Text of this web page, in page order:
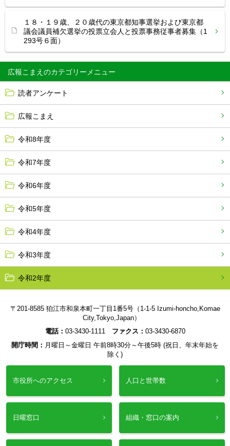
広報こまえ
読者アンケート
広報こまえ
令和8年度
令和7年度
令和6年度
令和5年度
令和4年度
令和3年度
令和2年度
１８・１９歳、２０歳代の東京都知事選挙および東京都
議会議員補欠選挙の投票立会人と投票事務従事者募集（1
293号６面）
〒201-8585 狛江市和泉本町一丁目1番5号（1-1-5 Izumi-honcho,Komae
City,Tokyo,Japan）
電話： 03-3430-1111 ファクス： 03-3430-6870
開庁時間： 月曜日～金曜日 午前8時30分～午後5時 (祝日、年末年始を
除く)
市役所へのアクセス 人口と世帯数
日曜窓口 組織・窓口の案内